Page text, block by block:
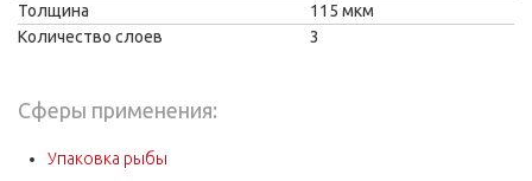
Толщина
115 мкм
Количество слоев
3
Сферы применения:
Упаковка рыбы